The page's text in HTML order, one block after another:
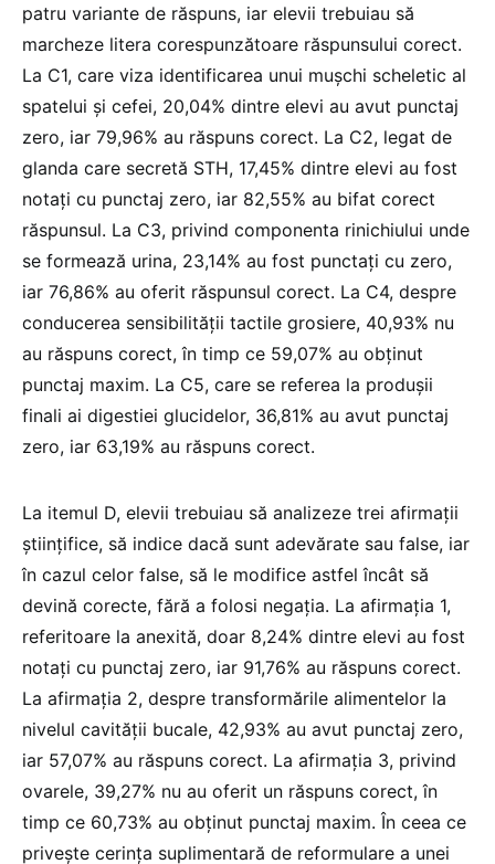
patru variante de răspuns, iar elevii trebuiau să
marcheze litera corespunzătoare răspunsului corect.
La C1, care viza identificarea unui mușchi scheletic al
spatelui și cefei, 20,04% dintre elevi au avut punctaj
zero, iar 79,96% au răspuns corect. La C2, legat de
glanda care secretă STH, 17,45% dintre elevi au fost
notați cu punctaj zero, iar 82,55% au bifat corect
răspunsul. La C3, privind componenta rinichiului unde
se formează urina, 23,14% au fost punctați cu zero,
iar 76,86% au oferit răspunsul corect. La C4, despre
conducerea sensibilității tactile grosiere, 40,93% nu
au răspuns corect, în timp ce 59,07% au obținut
punctaj maxim. La C5, care se referea la produșii
finali ai digestiei glucidelor, 36,81% au avut punctaj
zero, iar 63,19% au răspuns corect.
La itemul D, elevii trebuiau să analizeze trei afirmații
științifice, să indice dacă sunt adevărate sau false, iar
în cazul celor false, să le modifice astfel încât să
devină corecte, fără a folosi negația. La afirmația 1,
referitoare la anexită, doar 8,24% dintre elevi au fost
notați cu punctaj zero, iar 91,76% au răspuns corect.
La afirmația 2, despre transformările alimentelor la
nivelul cavității bucale, 42,93% au avut punctaj zero,
iar 57,07% au răspuns corect. La afirmația 3, privind
ovarele, 39,27% nu au oferit un răspuns corect, în
timp ce 60,73% au obținut punctaj maxim. În ceea ce
privește cerința suplimentară de reformulare a unei